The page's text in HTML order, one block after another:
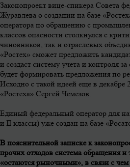
Законопроект вице-спикера Совета
Журавлева о создании на базе
оператора по обращению с
классов опасности столкнулся с
чиновников, так и отраслевых
«Ростех» сможет предложить
и создаст систему учета и контроля
будет формировать предложения по
Исходно с такой идеей еще в декабре
«Ростеха» Сергей Чемезов.
Единый федеральный оператор для
и II классы) уже создан на базе
В пояснительной записке к
прочих отходов система обращения
«остаются рыночными», в связи с